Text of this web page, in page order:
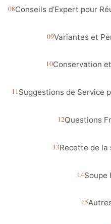
Conseils d’Expert pour
Variantes et
Conservation
Suggestions de Service
Questions
Recette de
Soupe